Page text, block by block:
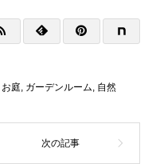
お庭, ガーデンルーム, 自然